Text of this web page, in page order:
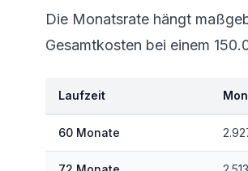
Die Monatsrate hängt
Gesamtkosten bei einem
Laufzeit
60 Monate